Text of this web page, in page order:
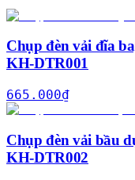
Chụp đèn vải đĩa
KH-DTR001
665.000₫
Chụp đèn vải bầu
KH-DTR002